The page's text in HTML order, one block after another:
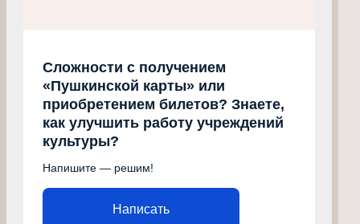
Сложности с получением
«Пушкинской карты» или
приобретением билетов? Знаете,
как улучшить работу учреждений
культуры?
Напишите — решим!
Написать